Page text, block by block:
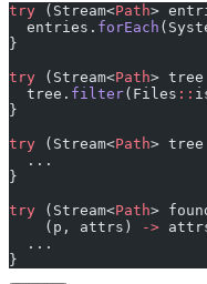
try (Stream<Path>
  entries.
forEach
}
try (Stream<Path> tree
  tree.
filter(Files ::
}
try (Stream<Path> tree
  ...
}
try (Stream<Path>
    (p, attrs)
->
  ...
}